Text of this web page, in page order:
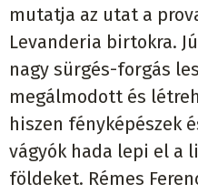
mutatja az utat a
Levanderia birtokra.
nagy sürgés-forgás
megálmodott és
hiszen fényképészek
vágyók hada lepi el a
földeket. Rémes